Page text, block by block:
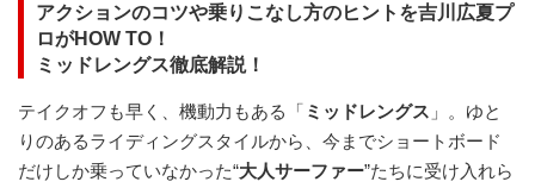
アクションのコツや乗りこなし方のヒントを吉川広夏プ
ロがHOW TO！
ミッドレングス徹底解説！
テイクオフも早く、機動力もある「 ミッドレングス 」。ゆと
りのあるライディングスタイルから、今までショートボード
だけしか乗っていなかった“大人サーファー”たちに受け入れら